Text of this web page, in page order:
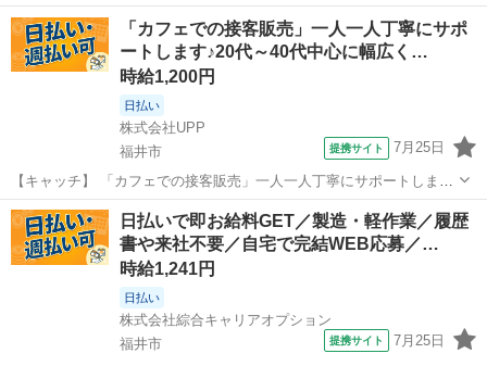
金/土/日 などから選べます [勤務地・最寄駅]： 福井県越前市葛岡町6字
15-5 ホテルルートイン武生インター [職種名]...
福井 越前市
「カフェでの接客販売」一人一人丁寧にサポ
ートします♪20代～40代中心に幅広く…
時給1,200円
日払い
株式会社UPP
福井市
提携サイト 7月25日
【キャッチ】 「カフェでの接客販売」一人一人丁寧にサポートします
♪20代～40代中心に幅広く活躍中★好環境でお仕事したい方にもおスス
メ◎ 【コメント】 豊富なお仕事数であなたにぴったりのお仕事が見つ
かります★ ＊豊富な仕...
福井 福井市 その他
日払いで即お給料GET／製造・軽作業／履歴
書や来社不要／自宅で完結WEB応募／…
時給1,241円
日払い
株式会社綜合キャリアオプション
福井市
提携サイト 7月25日